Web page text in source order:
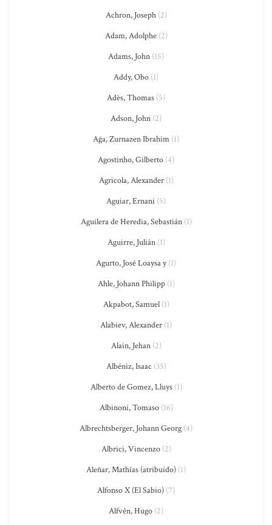
Achron, Joseph(2)
Adam, Adolphe(2)
Adams, John (15)
Addy, Obo (1)
Adès, Thomas (5)
Adson, John (2)
Ağa, Zurnazen Ibrahim (1)
Agostinho, Gilberto (4)
Agricola, Alexander(1)
Aguiar, Ernani (5)
Aguilera de Heredia, Sebastián(1)
Aguirre, Julián(1)
Agurto, José Loaysa y(1)
Ahle, Johann Philipp(1)
Akpabot, Samuel(1)
Alabiev, Alexander (1)
Alain, Jehan(2)
Albéniz, Isaac (35)
Alberto de Gomez, Lluys(1)
Albinoni, Tomaso(16)
Albrechtsberger, Johann Georg (4)
Albrici, Vincenzo(2)
Aleñar, Mathías (atribuido) (1)
Alfonso X (El Sabio) (7)
Alfvén, Hugo (2)